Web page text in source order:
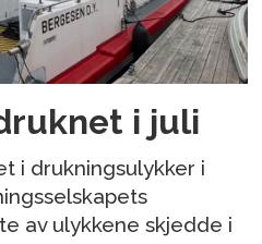
i juli
i drukningsulykker i
av ulykkene skjedde i